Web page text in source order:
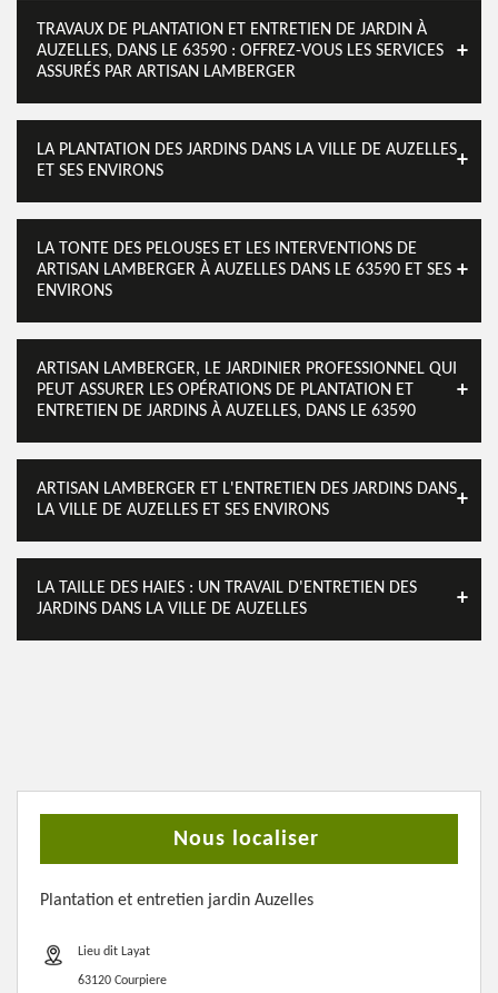
TRAVAUX DE PLANTATION ET ENTRETIEN DE JARDIN À
AUZELLES, DANS LE 63590 : OFFREZ-VOUS LES SERVICES
ASSURÉS PAR ARTISAN LAMBERGER
LA PLANTATION DES JARDINS DANS LA VILLE DE AUZELLES
ET SES ENVIRONS
LA TONTE DES PELOUSES ET LES INTERVENTIONS DE
ARTISAN LAMBERGER À AUZELLES DANS LE 63590 ET SES
ENVIRONS
ARTISAN LAMBERGER, LE JARDINIER PROFESSIONNEL QUI
PEUT ASSURER LES OPÉRATIONS DE PLANTATION ET
ENTRETIEN DE JARDINS À AUZELLES, DANS LE 63590
ARTISAN LAMBERGER ET L'ENTRETIEN DES JARDINS DANS
LA VILLE DE AUZELLES ET SES ENVIRONS
LA TAILLE DES HAIES : UN TRAVAIL D'ENTRETIEN DES
JARDINS DANS LA VILLE DE AUZELLES
Nous localiser
Plantation et entretien jardin Auzelles
Lieu dit Layat
63120 Courpiere